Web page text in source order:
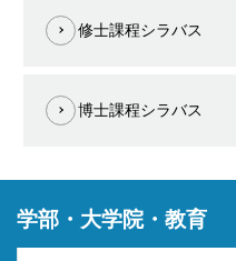
修士課程シラバス
博士課程シラバス
学部・大学院・教育